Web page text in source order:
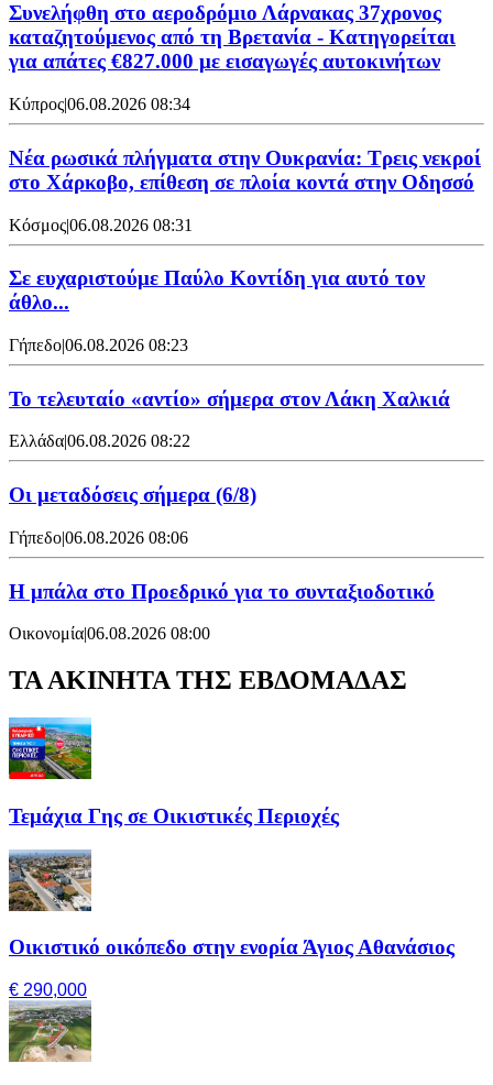
Συνελήφθη στο αεροδρόμιο Λάρνακας 37χρονος
καταζητούμενος από τη Βρετανία - Κατηγορείται
για απάτες €827.000 με εισαγωγές αυτοκινήτων
Κύπρος|06.08.2026 08:34
Νέα ρωσικά πλήγματα στην Ουκρανία: Τρεις νεκροί
στο Χάρκοβο, επίθεση σε πλοία κοντά στην Οδησσό
Κόσμος|06.08.2026 08:31
Σε ευχαριστούμε Παύλο Κοντίδη για αυτό τον
άθλο...
Γήπεδο|06.08.2026 08:23
Το τελευταίο «αντίο» σήμερα στον Λάκη Χαλκιά
Ελλάδα|06.08.2026 08:22
Οι μεταδόσεις σήμερα (6/8)
Γήπεδο|06.08.2026 08:06
Η μπάλα στο Προεδρικό για το συνταξιοδοτικό
Οικονομία|06.08.2026 08:00
ΤΑ ΑΚΙΝΗΤΑ ΤΗΣ ΕΒΔΟΜΑΔΑΣ
Τεμάχια Γης σε Οικιστικές Περιοχές
Οικιστικό οικόπεδο στην ενορία Άγιος Αθανάσιος
€ 290,000